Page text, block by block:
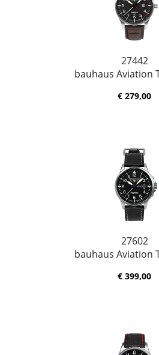
27442
bauhaus Aviation
€ 279,00
27602
bauhaus Aviation
€ 399,00